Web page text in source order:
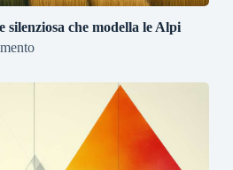
silenziosa che modella le Alpi